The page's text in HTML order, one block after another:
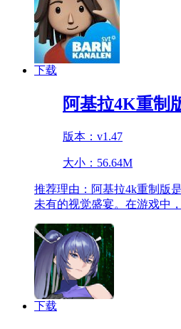
下载
阿基拉4K重制
版本：v1.47
大小：56.64M
推荐理由： 阿基拉4k重制版
未有的视觉盛宴。在游戏中
下载